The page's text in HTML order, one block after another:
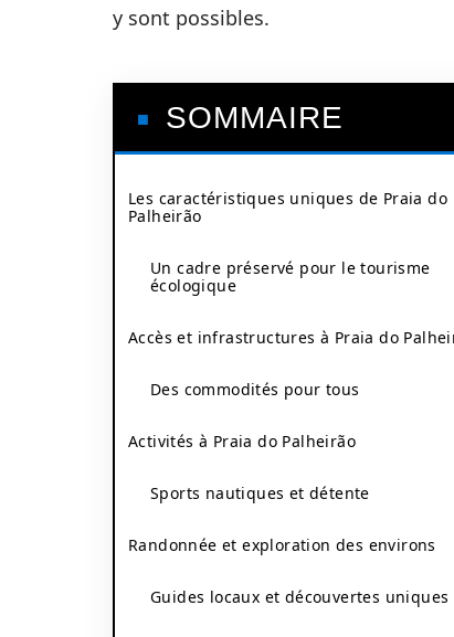
y sont possibles.
SOMMAIRE
Les caractéristiques uniques de Praia do
Palheirão
Un cadre préservé pour le tourisme
écologique
Accès et infrastructures à Praia do
Des commodités pour tous
Activités à Praia do Palheirão
Sports nautiques et détente
Randonnée et exploration des environs
Guides locaux et découvertes uniques